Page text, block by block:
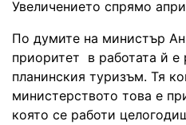
Увеличението спрямо
По думите на министър
приоритет в работата й е
планинския туризъм. Тя
министерството това е
която се работи